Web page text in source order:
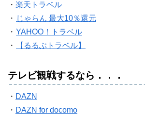
・ 楽天トラベル
・ じゃらん 最大10％還元
・ YAHOO！トラベル
・
【るるぶトラベル】
テレビ観戦するなら．．．
・ DAZN
・ DAZN for docomo